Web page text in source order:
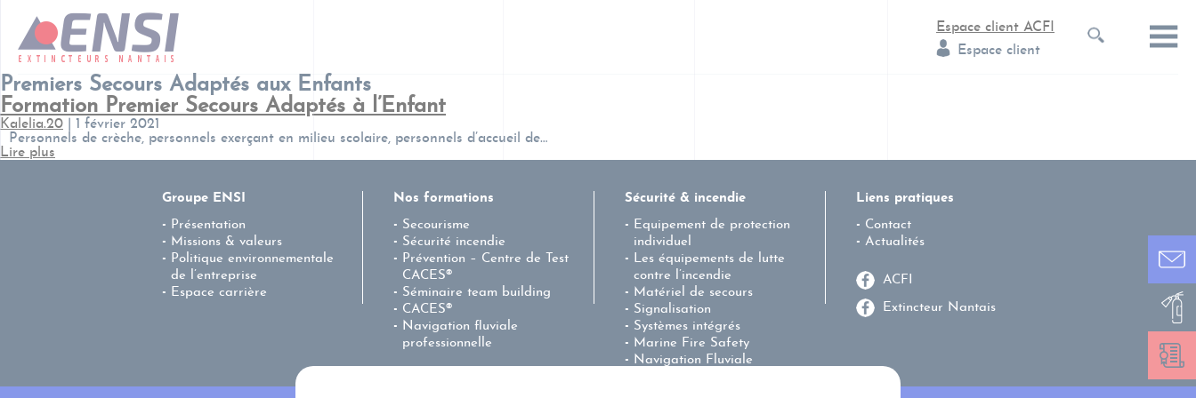
Espace client ACFI
Espace client
Premiers Secours Adaptés aux Enfants
Formation Premier Secours Adaptés à l’Enfant
Kalelia.20
1 février 2021
Personnels de crèche, personnels exerçant en milieu scolaire, personnels d’accueil de…
Lire plus
Groupe ENSI
Présentation
Missions & valeurs
Politique environnementale
de l’entreprise
Espace carrière
Nos formations
Secourisme
Sécurité incendie
Prévention – Centre de Test
CACES®
Séminaire team building
CACES®
Navigation fluviale
professionnelle
Sécurité & incendie
Equipement de protection
individuel
Les équipements de lutte
contre l’incendie
Matériel de secours
Signalisation
Systèmes intégrés
Marine Fire Safety
Navigation Fluviale
Liens pratiques
Contact
Actualités
ACFI
Extincteur Nantais